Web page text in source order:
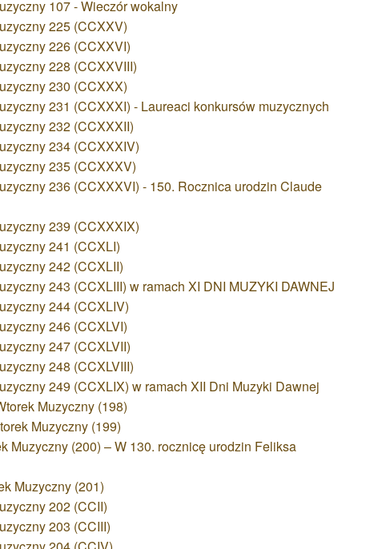
107 - Wieczór wokalny
225 (CCXXV)
226 (CCXXVI)
228 (CCXXVIII)
230 (CCXXX)
231 (CCXXXI) - Laureaci konkursów muzycznych
232 (CCXXXII)
234 (CCXXXIV)
235 (CCXXXV)
236 (CCXXXVI) - 150. Rocznica urodzin Claude
239 (CCXXXIX)
241 (CCXLI)
242 (CCXLII)
243 (CCXLIII) w ramach XI DNI MUZYKI DAWNEJ
244 (CCXLIV)
246 (CCXLVI)
247 (CCXLVII)
248 (CCXLVIII)
249 (CCXLIX) w ramach XII Dni Muzyki Dawnej
Muzyczny (198)
Muzyczny (199)
Muzyczny (200) – W 130. rocznicę urodzin Feliksa
Muzyczny (201)
202 (CCII)
203 (CCIII)